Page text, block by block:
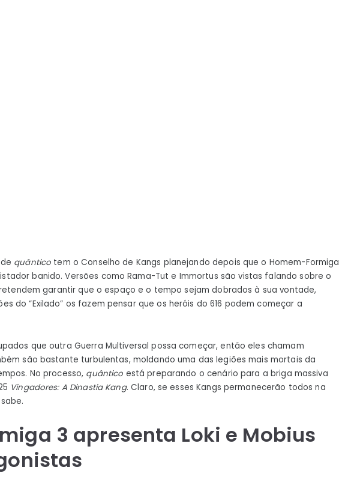
quântico tem o Conselho de Kangs planejando depois que o Homem-Formiga
banido. Versões como Rama-Tut e Immortus são vistas falando sobre o
garantir que o espaço e o tempo sejam dobrados à sua vontade,
do “Exilado” os fazem pensar que os heróis do 616 podem começar a
que outra Guerra Multiversal possa começar, então eles chamam
são bastante turbulentas, moldando uma das legiões mais mortais da
No processo, quântico está preparando o cenário para a briga massiva
Vingadores: A Dinastia Kang. Claro, se esses Kangs permanecerão todos na
3 apresenta Loki e Mobius